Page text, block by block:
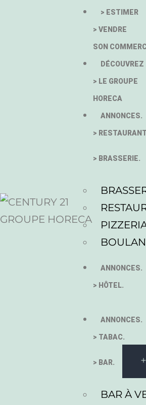
> ESTIMER
> VENDRE
SON
DÉCOUVREZ
> LE GROUPE
HORECA
ANNONCES.
>
> BRASSERIE.
ANNONCES.
> HÔTEL.
ANNONCES.
> TABAC.
> BAR.
BAR À